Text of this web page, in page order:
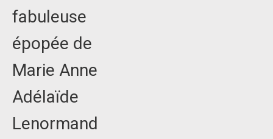
fabuleuse
épopée de
Marie Anne
Adélaïde
Lenormand